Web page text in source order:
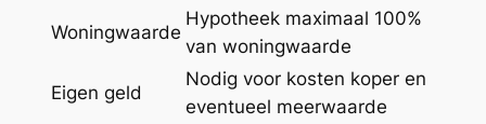
Woningwaarde
Hypotheek maximaal 100%
van woningwaarde
Eigen geld
Nodig voor kosten koper en
eventueel meerwaarde